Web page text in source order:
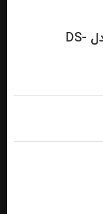
شستی اضطراری بی سیم مدل DS-